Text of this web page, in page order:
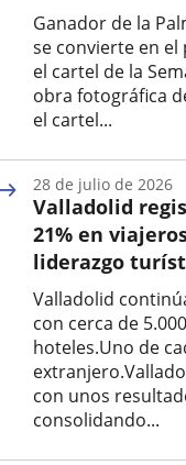
Ganador de la
se convierte en
el cartel de la
obra fotográfica
el cartel...
la
noticia
Valladolid
21% en
liderazgo
Valladolid
con cerca de
hoteles.Uno de
con unos
consolidando...
28 de julio de 2026